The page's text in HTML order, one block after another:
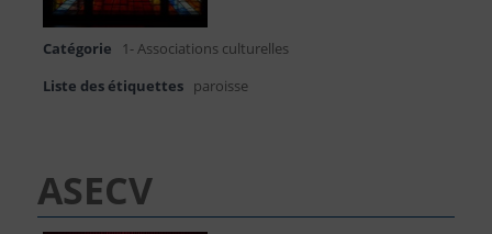
Catégorie
1- Associations culturelles
Liste des étiquettes paroisse
ASECV